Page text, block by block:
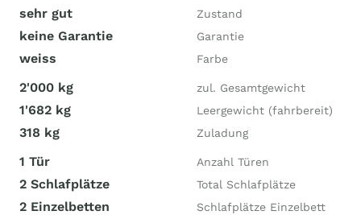
sehr gut Zustand
keine Garantie Garantie
weiss Farbe
2'000 kg zul. Gesamtgewicht
1'682 kg Leergewicht (fahrbereit)
318 kg Zuladung
1 Tür Anzahl Türen
2 Schlafplätze Total Schlafplätze
2 Einzelbetten Schlafplätze Einzelbett